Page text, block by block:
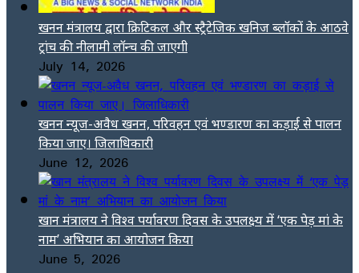
खनन मंत्रालय द्वारा क्रिटिकल और स्ट्रैटेजिक खनिज ब्लॉकों के आठवे
ट्रांच की नीलामी लॉन्च की जाएगी
July 14, 2026
खनन न्यूज-अवैध खनन, परिवहन एवं भण्डारण का कड़ाई से पालन
किया जाए। जिलाधिकारी
June 12, 2026
खान मंत्रालय ने विश्व पर्यावरण दिवस के उपलक्ष्य में ‘एक पेड़ मां के
नाम’ अभियान का आयोजन किया
June 5, 2026